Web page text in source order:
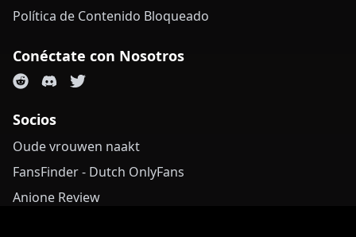
Política de Contenido Bloqueado
Conéctate con Nosotros
Socios
Oude vrouwen naakt
FansFinder - Dutch OnlyFans
Anione Review